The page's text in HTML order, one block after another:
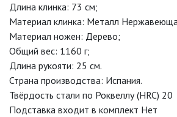
Длина клинка: 73 см;
Материал клинка: Металл
Материал ножен: Дерево;
Общий вес: 1160 г;
Длина рукояти: 25 см.
Страна производства: Испания.
Твёрдость стали по Роквеллу (HRC) 20
Подставка входит в комплект Нет